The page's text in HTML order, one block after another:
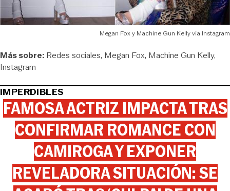
Megan Fox y Machine Gun Kelly vía Instagram
Más sobre: Redes sociales Megan Fox Machine Gun Kelly
Instagram
IMPERDIBLES
FAMOSA ACTRIZ IMPACTA TRAS
CONFIRMAR ROMANCE CON
CAMIROGA Y EXPONER
REVELADORA SITUACIÓN: SE